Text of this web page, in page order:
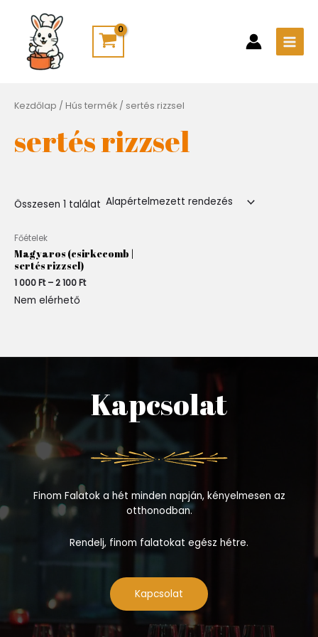
content
Kezdőlap / Hús termék / sertés rizzsel
sertés rizzsel
Összesen 1 találat
Főételek
Magyaros (csirkecomb |
sertés rizzsel)
1 000Ft –2 100Ft
1
000 Ft
2
Nem elérhető
Kapcsolat
Finom Falatok a hét minden napján, kényelmesen az
otthonodban.
Rendelj, finom falatokat egész hétre.
Kapcsolat